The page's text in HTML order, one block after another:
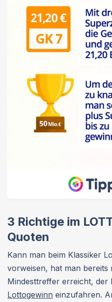
3 Richtige im
Quoten
Kann man beim Klassiker
vorweisen, hat man bereits
Mindesttreffer erreicht, der
Lottogewinn einzufahren.